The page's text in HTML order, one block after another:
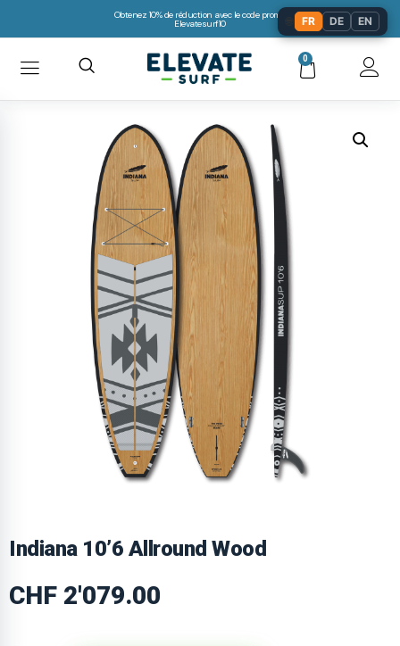
Obtenez 10% de réduction avec le code promo:
Elevatesurf10
0
Indiana 10’6 Allround Wood
CHF 2'079.00
FR DE EN